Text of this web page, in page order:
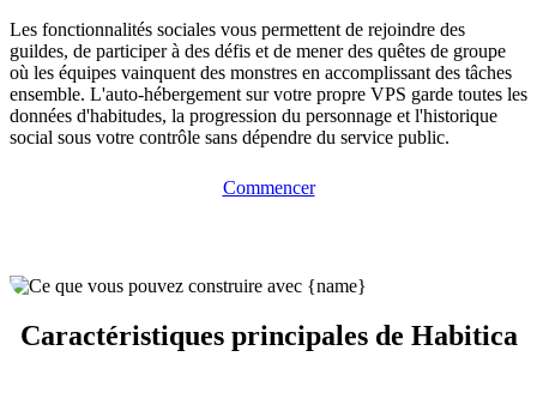
Les fonctionnalités sociales vous permettent de rejoindre des
guildes, de participer à des défis et de mener des quêtes de groupe
où les équipes vainquent des monstres en accomplissant des tâches
ensemble. L'auto-hébergement sur votre propre VPS garde toutes les
données d'habitudes, la progression du personnage et l'historique
social sous votre contrôle sans dépendre du service public.
Commencer
Caractéristiques principales de Habitica